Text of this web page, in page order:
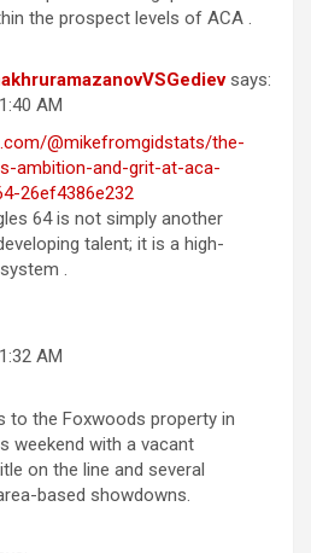
the prospect levels of ACA .
says:
AM
@mikefromgidstats/the-
ambition-and-grit-at-aca-
26ef4386e232
64 is not simply another
talent; it is a high-
.
AM
to the Foxwoods property in
weekend with a vacant
on the line and several
based showdowns.